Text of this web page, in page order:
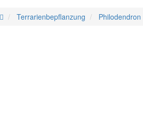
Terrarienbepflanzung Philodendron